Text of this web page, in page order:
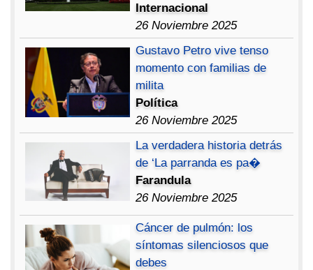
Internacional
26 Noviembre 2025
Gustavo Petro vive tenso
momento con familias de
milita
Política
26 Noviembre 2025
La verdadera historia detrás
de ‘La parranda es pa�
Farandula
26 Noviembre 2025
Cáncer de pulmón: los
síntomas silenciosos que
debes